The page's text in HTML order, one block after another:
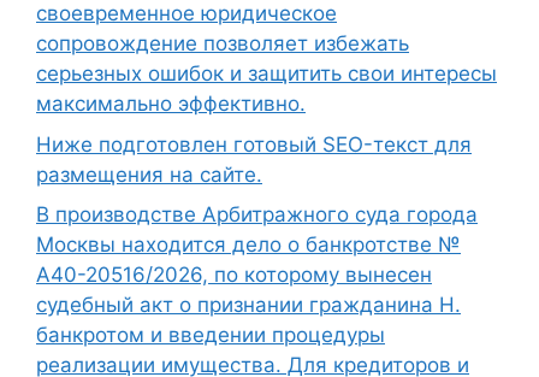
своевременное юридическое
сопровождение позволяет избежать
серьезных ошибок и защитить свои интересы
максимально эффективно.
Ниже подготовлен готовый SEO-текст для
размещения на сайте.
В производстве Арбитражного суда города
Москвы находится дело о банкротстве №
А40-20516/2026, по которому вынесен
судебный акт о признании гражданина Н.
банкротом и введении процедуры
реализации имущества. Для кредиторов и